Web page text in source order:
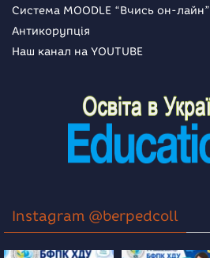
Система MOODLE “Вчись он-лайн”
Антикорупція
Наш канал на YOUTUBE
Instagram @berpedcoll